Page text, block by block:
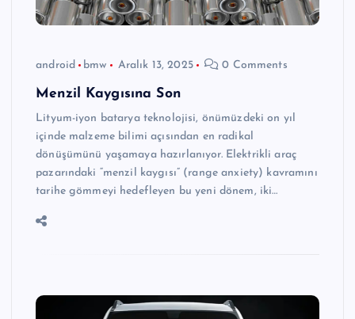
android bmw Aralık 13, 2025 0 Comments
Menzil Kaygısına Son
Lityum-iyon batarya teknolojisi, önümüzdeki on yıl
içinde malzeme bilimi açısından en radikal
dönüşümünü yaşamaya hazırlanıyor. Elektrikli araç
pazarındaki “menzil kaygısı” (range anxiety) kavramını
tarihe gömmeyi hedefleyen bu yeni dönem, iki…